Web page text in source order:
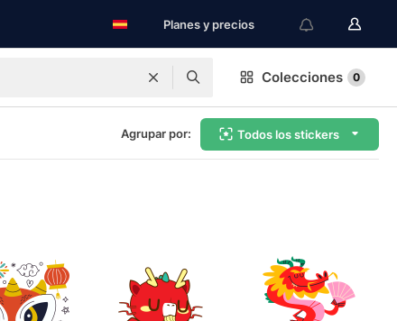
Planes y precios
Colecciones 0
Agrupar por: Todos los stickers